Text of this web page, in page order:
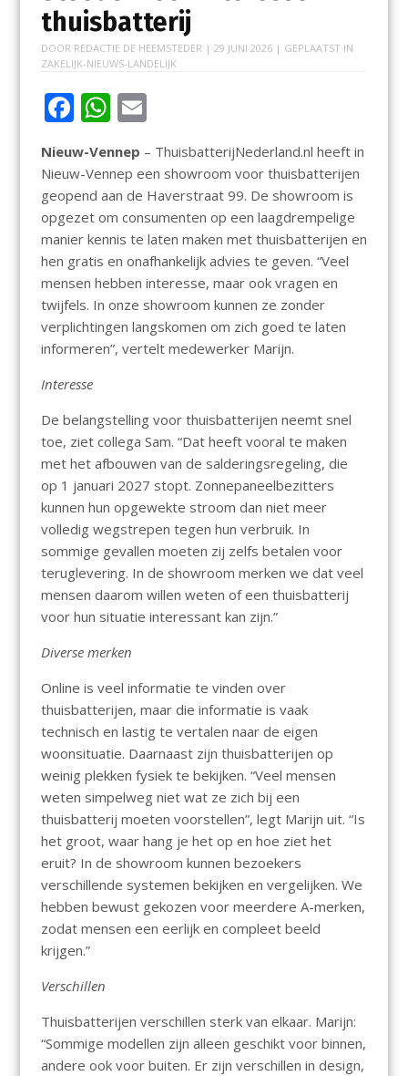
thuisbatterij
DOOR REDACTIE DE HEEMSTEDER | 29 JUNI 2026| GEPLAATST IN
ZAKELIJK-NIEUWS-LANDELIJK
F
e
b
o
o
k
W
at
s
A
p
p
E
m
ai
l
Nieuw-Vennep – ThuisbatterijNederland.nl heeft in
Nieuw-Vennep een showroom voor thuisbatterijen
geopend aan de Haverstraat 99. De showroom is
opgezet om consumenten op een laagdrempelige
manier kennis te laten maken met thuisbatterijen en
hen gratis en onafhankelijk advies te geven. “Veel
mensen hebben interesse, maar ook vragen en
twijfels. In onze showroom kunnen ze zonder
verplichtingen langskomen om zich goed te laten
informeren”, vertelt medewerker Marijn.
Interesse
De belangstelling voor thuisbatterijen neemt snel
toe, ziet collega Sam. “Dat heeft vooral te maken
met het afbouwen van de salderingsregeling, die
op 1 januari 2027 stopt. Zonnepaneelbezitters
kunnen hun opgewekte stroom dan niet meer
volledig wegstrepen tegen hun verbruik. In
sommige gevallen moeten zij zelfs betalen voor
teruglevering. In de showroom merken we dat veel
mensen daarom willen weten of een thuisbatterij
voor hun situatie interessant kan zijn.”
Diverse merken
Online is veel informatie te vinden over
thuisbatterijen, maar die informatie is vaak
technisch en lastig te vertalen naar de eigen
woonsituatie. Daarnaast zijn thuisbatterijen op
weinig plekken fysiek te bekijken. “Veel mensen
weten simpelweg niet wat ze zich bij een
thuisbatterij moeten voorstellen”, legt Marijn uit. “Is
het groot, waar hang je het op en hoe ziet het
eruit? In de showroom kunnen bezoekers
verschillende systemen bekijken en vergelijken. We
hebben bewust gekozen voor meerdere A-merken,
zodat mensen een eerlijk en compleet beeld
krijgen.”
Verschillen
Thuisbatterijen verschillen sterk van elkaar. Marijn:
“Sommige modellen zijn alleen geschikt voor binnen,
andere ook voor buiten. Er zijn verschillen in design,